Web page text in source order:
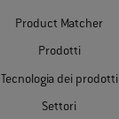
Product Matcher
Prodotti
Tecnologia dei prodotti
Settori